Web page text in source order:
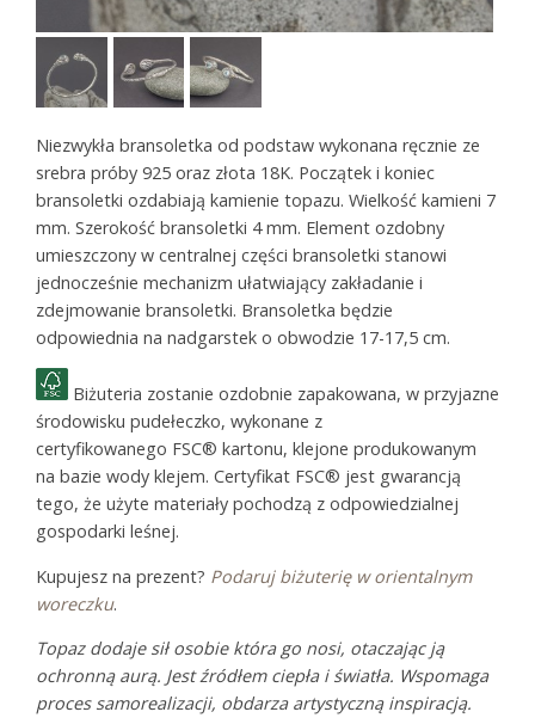
Niezwykła bransoletka od podstaw wykonana ręcznie ze
srebra próby 925 oraz złota 18K. Początek i koniec
bransoletki ozdabiają kamienie topazu. Wielkość kamieni 7
mm. Szerokość bransoletki 4 mm. Element ozdobny
umieszczony w centralnej części bransoletki stanowi
jednocześnie mechanizm ułatwiający zakładanie i
zdejmowanie bransoletki. Bransoletka będzie
odpowiednia na nadgarstek o obwodzie 17-17,5 cm.
Biżuteria zostanie ozdobnie zapakowana, w przyjazne
środowisku pudełeczko, wykonane z
certyfikowanego FSC® kartonu, klejone produkowanym
na bazie wody klejem. Certyfikat FSC® jest gwarancją
tego, że użyte materiały pochodzą z odpowiedzialnej
gospodarki leśnej.
Kupujesz na prezent? Podaruj biżuterię w orientalnym
woreczku.
Topaz dodaje sił osobie która go nosi, otaczając ją
ochronną aurą. Jest źródłem ciepła i światła. Wspomaga
proces samorealizacji, obdarza artystyczną inspiracją.